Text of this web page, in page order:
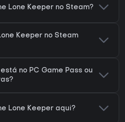
Lone Keeper no Steam?
Keeper no Steam
no PC Game Pass ou
Lone Keeper aqui?